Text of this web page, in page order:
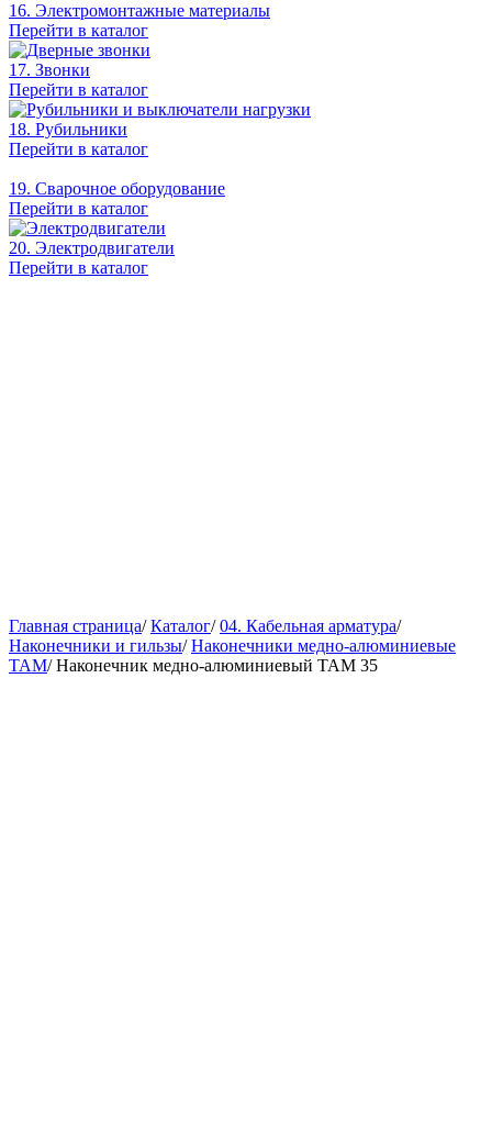
16. Электромонтажные материалы
Перейти в каталог
17. Звонки
Перейти в каталог
18. Рубильники
Перейти в каталог
19. Сварочное оборудование
Перейти в каталог
20. Электродвигатели
Перейти в каталог
Главная страница/ Каталог/ 04. Кабельная арматура/
Наконечники и гильзы/ Наконечники медно-алюминиевые
ТАМ/ Наконечник медно-алюминиевый ТАМ 35